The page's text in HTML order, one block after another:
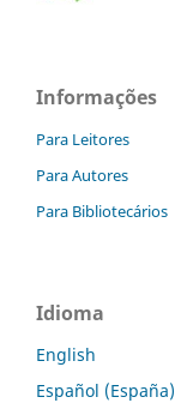
Informações
Para Leitores
Para Autores
Para Bibliotecários
Idioma
English
Español (España)